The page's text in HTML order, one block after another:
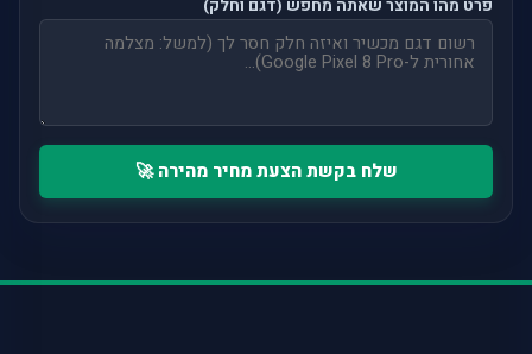
פרט מהו המוצר שאתה מחפש (דגם וחלק)
שלח בקשת הצעת מחיר מהירה 🚀